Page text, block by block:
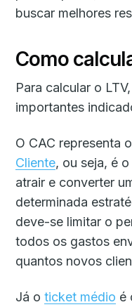
buscar melhores
Como
Para calcular o
importantes
O CAC representa o
Cliente, ou seja, é
atrair e converter
determinada
deve-se limitar o
todos os gastos
quantos novos
Já oticket médio é